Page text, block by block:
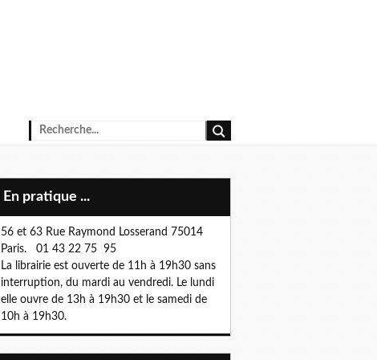
En pratique ...
56 et 63 Rue Raymond Losserand 75014
Paris. 01 43 22 75 95
La librairie est ouverte de 11h à 19h30 sans
interruption, du mardi au vendredi. Le lundi
elle ouvre de 13h à 19h30 et le samedi de
10h à 19h30.